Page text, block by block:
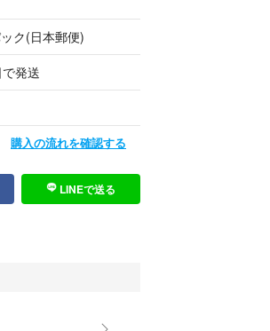
ク(日本郵便)
発送
購入の流れを確認する
LINEで送る